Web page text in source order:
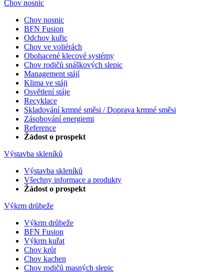
Chov nosnic
Chov nosnic
BFN Fusion
Odchov kuřic
Chov ve voliérách
Obohacené klecové systémy
Chov rodičů snáškových slepic
Management stájí
Klima ve stáji
Osvětlení stáje
Recyklace
Skladování krmné směsi / Doprava krmné směsi
Zásobování energiemi
Reference
Žádost o prospekt
Výstavba skleníků
Výstavba skleníků
Všechny informace a produkty
Žádost o prospekt
Výkrm drůbeže
Výkrm drůbeže
BFN Fusion
Výkrm kuřat
Chov krůt
Chov kachen
Chov rodičů masných slepic